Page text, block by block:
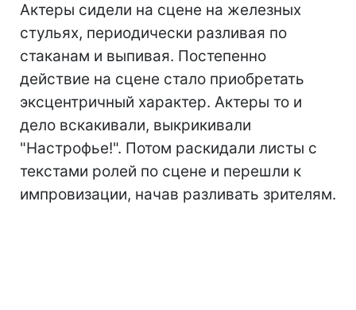
Актеры сидели на сцене на железных
стульях, периодически разливая по
стаканам и выпивая. Постепенно
действие на сцене стало приобретать
эксцентричный характер. Актеры то и
дело вскакивали, выкрикивали
"Настрофье!". Потом раскидали листы с
текстами ролей по сцене и перешли к
импровизации, начав разливать зрителям.